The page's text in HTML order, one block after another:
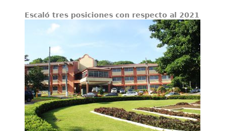
Servicios
Escaló tres posiciones con respecto al 2021